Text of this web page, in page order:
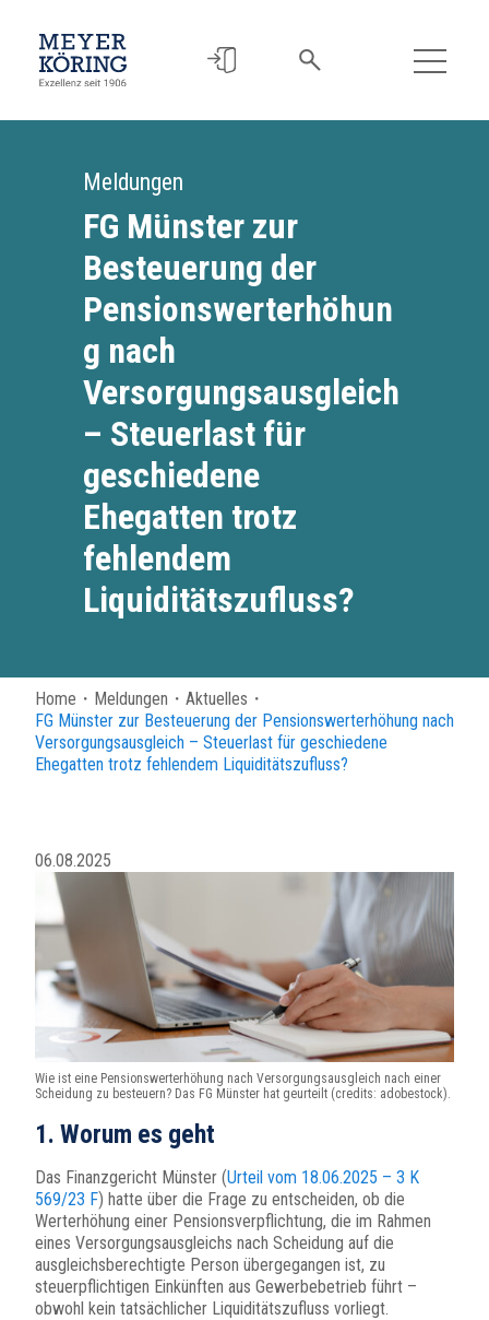
Meldungen
FG Münster zur
Besteuerung der
Pensionswerterhöhun
g nach
Versorgungsausgleich
– Steuerlast für
geschiedene
Ehegatten trotz
fehlendem
Liquiditätszufluss?
Home ・ Meldungen ・ Aktuelles ・
FG Münster zur Besteuerung der Pensionswerterhöhung nach
Versorgungsausgleich – Steuerlast für geschiedene
Ehegatten trotz fehlendem Liquiditätszufluss?
06.08.2025
Wie ist eine Pensionswerterhöhung nach Versorgungsausgleich nach einer
Scheidung zu besteuern? Das FG Münster hat geurteilt (credits: adobestock).
1. Worum es geht
Das Finanzgericht Münster (Urteil vom 18.06.2025 – 3 K
569/23 F) hatte über die Frage zu entscheiden, ob die
Werterhöhung einer Pensionsverpflichtung, die im Rahmen
eines Versorgungsausgleichs nach Scheidung auf die
ausgleichsberechtigte Person übergegangen ist, zu
steuerpflichtigen Einkünften aus Gewerbebetrieb führt –
obwohl kein tatsächlicher Liquiditätszufluss vorliegt.